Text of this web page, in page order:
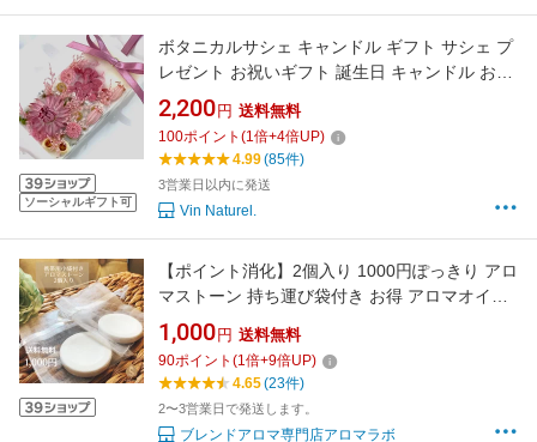
ソーシャルギフト可
ボタニカルサシェ キャンドル ギフト サシェ プ
レゼント お祝いギフト 誕生日 キャンドル おし
ゃれ 玄関 ろうそく アロマワックスサシェ アロ
マサシェ キャンドルサシェ 火を使わないアロ
マキャンドル 香り プリザーブドフラワー ドラ
イフラワー 箱入り お祝い返し 送料無料
2,200 円 送料無料
100ポイント (1倍+4倍UP)
4.99(85件)
3営業日以内に発送
Vin Naturel.
【ポイント消化】2個入り 1000円ぽっきり アロ
マストーン 持ち運び袋付き お得 アロマオイル
アロマプレート ディフューザー エッセンシャ
ルオイル 香り アロマグッズ 持ち運び おしゃれ
車 寝室 玄関 プレゼント ギフト 1000円ポッキ
リ 便利グッズ 【送料無料 】
1,000 円 送料無料
90ポイント (1倍+9倍UP)
4.65(23件)
2〜3営業日で発送します。
ブレンドアロマ専門店アロマラボ